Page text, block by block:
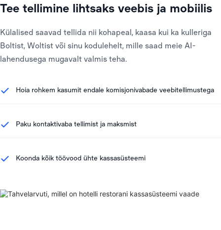
Tee tellimine lihtsaks veebis ja mobiilis
Külalised saavad tellida nii kohapeal, kaasa kui ka kulleriga
Boltist, Woltist või sinu kodulehelt, mille saad meie AI-
lahendusega mugavalt valmis teha.
Hoia rohkem kasumit endale komisjonivabade veebitellimustega
Paku kontaktivaba tellimist ja maksmist
Koonda kõik töövood ühte kassasüsteemi